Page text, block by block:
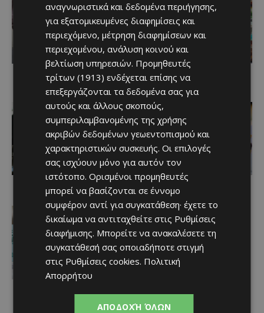
Άγγελος Ιακωβίδης,
Εύη Ομήρου, Ερμιόνη
Μήνα Τρουλλιώτη,
Χαρά Χαραλάμπους
Κλαίρη Σκουφίδου
Espresso Concentrate
Ο νέος Jacobs
Espresso Concentrate
Espresso Concentrate
αναγνωριστικά και δεδομένα περιήγησης,
για εξατομικευμένες διαφημίσεις και
περιεχόμενο, μέτρηση διαφημίσεων και
περιεχομένου, ανάλυση κοινού και
βελτίωση υπηρεσιών. Προμηθευτές
τρίτων (1913) ενδέχεται επίσης να
επεξεργάζονται τα δεδομένα σας για
αυτούς και άλλους σκοπούς,
συμπεριλαμβανομένης της χρήσης
ακριβών δεδομένων γεωεντοπισμού και
χαρακτηριστικών συσκευής. Οι επιλογές
σας ισχύουν μόνο για αυτόν τον
ιστότοπο. Ορισμένοι προμηθευτές
μπορεί να βασίζονται σε έννομο
συμφέρον αντί για συγκατάθεση· έχετε το
δικαίωμα να αντιταχθείτε στις Ρυθμίσεις
διαφήμισης. Μπορείτε να ανακαλέσετε τη
συγκατάθεσή σας οποιαδήποτε στιγμή
στις Ρυθμίσεις cookies. Πολιτική
Απορρήτου
ΑΠΟΔΟΧΉ ΌΛΩΝ